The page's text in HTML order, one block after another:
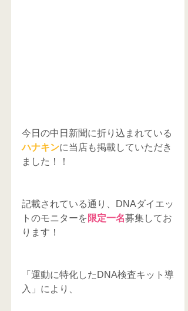
今日の中日新聞に折り込まれている
ハナキンに当店も掲載していただき
ました！！
記載されている通り、DNAダイエッ
トのモニターを 限定一名募集してお
ります！
「運動に特化したDNA検査キット導
入」により、